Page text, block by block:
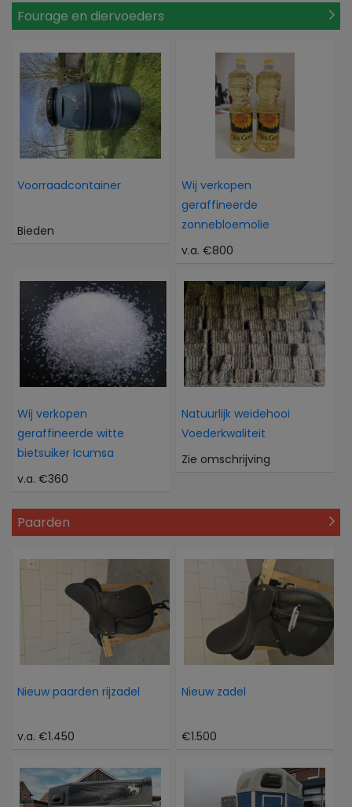
Fourage en diervoeders
Voorraadcontainer
Bieden
Wij verkopen
geraffineerde
zonnebloemolie
v.a. €800
Wij verkopen
geraffineerde witte
bietsuiker Icumsa
v.a. €360
Natuurlijk weidehooi
Voederkwaliteit
Zie omschrijving
Paarden
Nieuw paarden rijzadel
v.a. €1.450
Nieuw zadel
€1.500